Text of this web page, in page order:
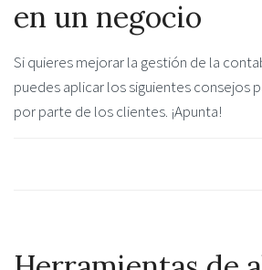
en un negocio
Si quieres mejorar la gestión de la
puedes aplicar los siguientes consejos
por parte de los clientes. ¡Apunta!